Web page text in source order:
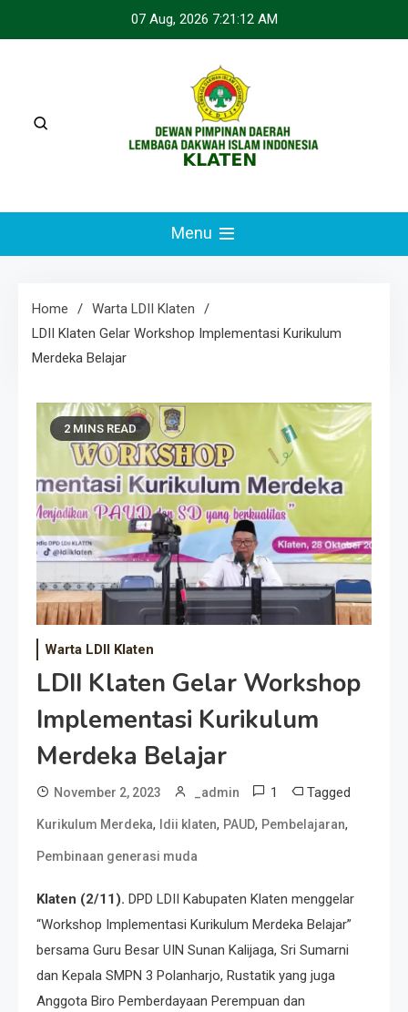
to
07 Aug, 2026 7:21:13 AM
LDII KLATEN
Menu
Home
Warta LDII Klaten
LDII Klaten Gelar Workshop Implementasi Kurikulum
Merdeka Belajar
2 MINS READ
Warta LDII Klaten
LDII Klaten Gelar Workshop
Implementasi Kurikulum
Merdeka Belajar
November 2, 2023 _admin 1 Tagged
Kurikulum Merdeka, ldii klaten, PAUD, Pembelajaran,
Pembinaan generasi muda
Klaten (2/11). DPD LDII Kabupaten Klaten menggelar
“Workshop Implementasi Kurikulum Merdeka Belajar”
bersama Guru Besar UIN Sunan Kalijaga, Sri Sumarni
dan Kepala SMPN 3 Polanharjo, Rustatik yang juga
Anggota Biro Pemberdayaan Perempuan dan